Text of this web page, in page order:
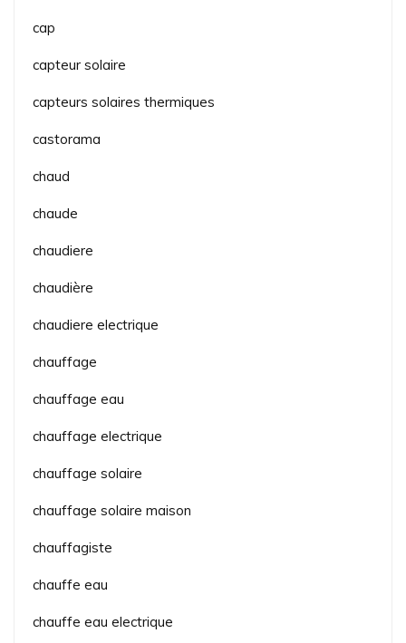
cap
capteur solaire
capteurs solaires thermiques
castorama
chaud
chaude
chaudiere
chaudière
chaudiere electrique
chauffage
chauffage eau
chauffage electrique
chauffage solaire
chauffage solaire maison
chauffagiste
chauffe eau
chauffe eau electrique